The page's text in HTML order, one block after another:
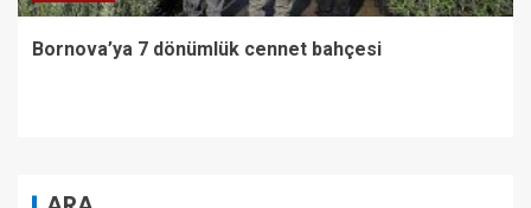
Bornova’ya 7 dönümlük cennet bahçesi